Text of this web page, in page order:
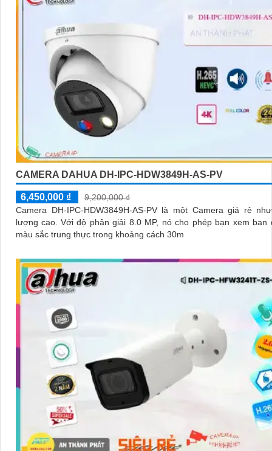
CAMERA DAHUA DH-IPC-HDW3849H-AS-PV
6,450,000 ₫
9,200,000 ₫
Camera DH-IPC-HDW3849H-AS-PV là một Camera giá rẻ
lượng cao. Với độ phân giải 8.0 MP, nó cho phép bạn xem ban đêm với
màu sắc trung thực trong khoảng cách 30m